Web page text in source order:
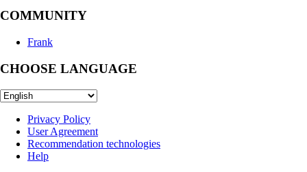
COMMUNITY
Frank
CHOOSE LANGUAGE
Privacy Policy
User Agreement
Recommendation technologies
Help